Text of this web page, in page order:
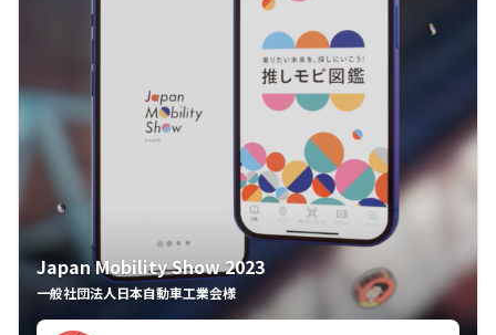
Japan Mobility Show 2023
一般社団法人日本自動車工業会様